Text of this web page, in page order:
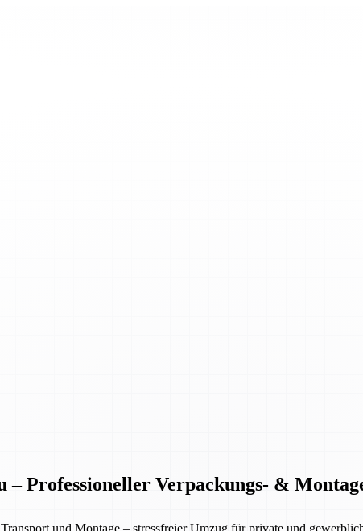
– Professioneller Verpackungs- &
und Montage – stressfreier Umzug für private und